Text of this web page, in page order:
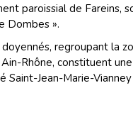
paroissial de Fareins,
Dombes ».
regroupant la
Rhône, constituent
Saint-Jean-Marie-Vianney